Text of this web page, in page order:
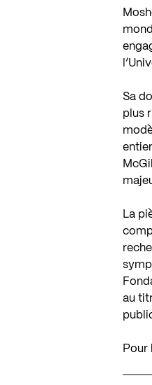
Sa
plus
La
au
Pour